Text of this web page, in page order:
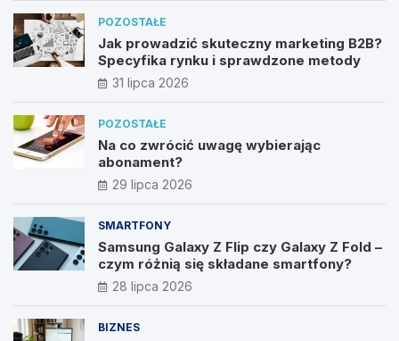
POZOSTAŁE
Jak prowadzić skuteczny marketing B2B?
Specyfika rynku i sprawdzone metody
31 lipca 2026
POZOSTAŁE
Na co zwrócić uwagę wybierając
abonament?
29 lipca 2026
SMARTFONY
Samsung Galaxy Z Flip czy Galaxy Z Fold –
czym różnią się składane smartfony?
28 lipca 2026
BIZNES